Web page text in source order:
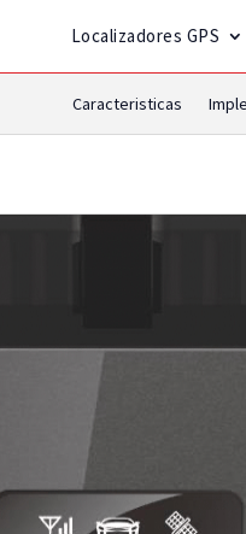
Localizadores GPS
Caracteristicas